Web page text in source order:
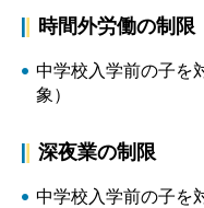
時間外労働の制限
中学校入学前の子を
象）
深夜業の制限
中学校入学前の子を